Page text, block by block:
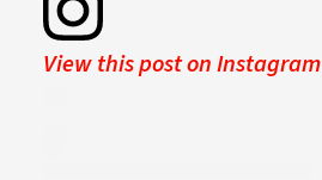
View this post on Instagram